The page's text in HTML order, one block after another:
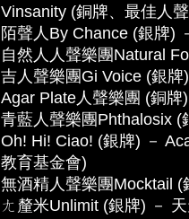
Vinsanity (銅牌、最佳人
陌聲人By Chance (銀牌)
自然人人聲樂團Natural
吉人聲樂團Gi Voice (銀
Agar Plate人聲樂團 (銅牌
青藍人聲樂團Phthalosix (
Oh! Hi! Ciao! (銀牌) －
教育基金會)
無酒精人聲樂團Mocktail
ㄤ釐米Unlimit (銀牌) －